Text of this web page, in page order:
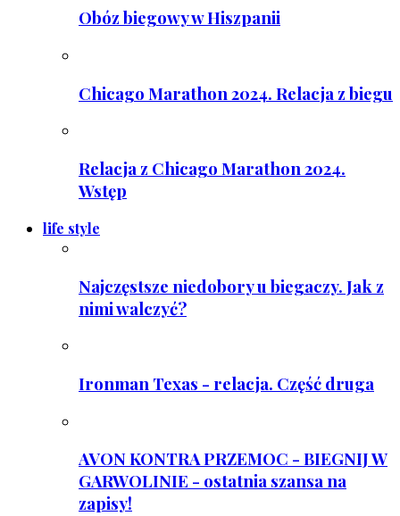
Obóz biegowy w Hiszpanii
Chicago Marathon 2024. Relacja z biegu
Relacja z Chicago Marathon 2024.
Wstęp
life style
Najczęstsze niedobory u biegaczy. Jak z
nimi walczyć?
Ironman Texas - relacja. Część druga
AVON KONTRA PRZEMOC - BIEGNIJ W
GARWOLINIE - ostatnia szansa na
zapisy!